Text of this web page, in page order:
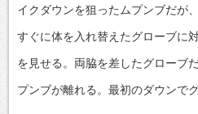
イクダウンを狙ったムプンブだが
すぐに体を入れ替えたグローブに
を見せる。両脇を差したグローブ
プンブが離れる。最初のダウンで